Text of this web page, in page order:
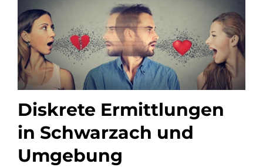
Diskrete Ermittlungen
in Schwarzach und
Umgebung